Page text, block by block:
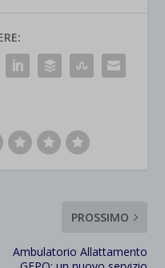
PROSSIMO
Ambulatorio Allattamento